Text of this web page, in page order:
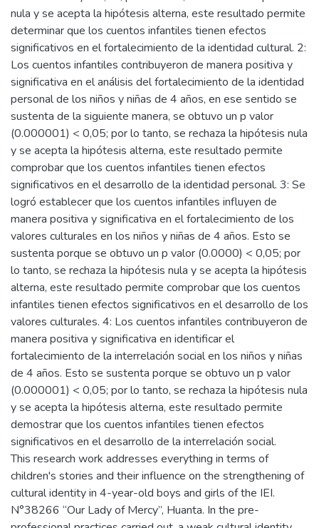
nula y se acepta la hipótesis alterna, este resultado permite
determinar que los cuentos infantiles tienen efectos
significativos en el fortalecimiento de la identidad cultural. 2:
Los cuentos infantiles contribuyeron de manera positiva y
significativa en el análisis del fortalecimiento de la identidad
personal de los niños y niñas de 4 años, en ese sentido se
sustenta de la siguiente manera, se obtuvo un p valor
(0.000001) < 0,05; por lo tanto, se rechaza la hipótesis nula
y se acepta la hipótesis alterna, este resultado permite
comprobar que los cuentos infantiles tienen efectos
significativos en el desarrollo de la identidad personal. 3: Se
logró establecer que los cuentos infantiles influyen de
manera positiva y significativa en el fortalecimiento de los
valores culturales en los niños y niñas de 4 años. Esto se
sustenta porque se obtuvo un p valor (0.0000) < 0,05; por
lo tanto, se rechaza la hipótesis nula y se acepta la hipótesis
alterna, este resultado permite comprobar que los cuentos
infantiles tienen efectos significativos en el desarrollo de los
valores culturales. 4: Los cuentos infantiles contribuyeron de
manera positiva y significativa en identificar el
fortalecimiento de la interrelación social en los niños y niñas
de 4 años. Esto se sustenta porque se obtuvo un p valor
(0.000001) < 0,05; por lo tanto, se rechaza la hipótesis nula
y se acepta la hipótesis alterna, este resultado permite
demostrar que los cuentos infantiles tienen efectos
significativos en el desarrollo de la interrelación social.
This research work addresses everything in terms of
children's stories and their influence on the strengthening of
cultural identity in 4-year-old boys and girls of the IEI.
N°38266 “Our Lady of Mercy”, Huanta. In the pre-